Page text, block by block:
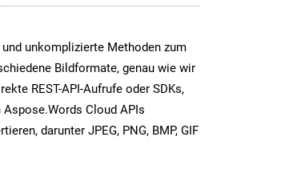
unkomplizierte Methoden zum
Bildformate, genau wie wir
REST-API-Aufrufe oder SDKs,
Cloud APIs
darunter JPEG, PNG, BMP, GIF